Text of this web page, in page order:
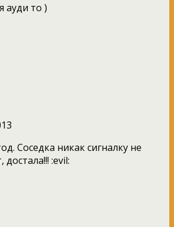
ауди то )
Соседка никак сигналку не
достала!!! :evil: